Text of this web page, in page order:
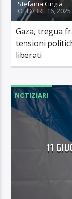
Stefania Cingia
OTTOBRE 16, 2025
Gaza, tregua
tensioni
liberati
NOTIZIARI
11